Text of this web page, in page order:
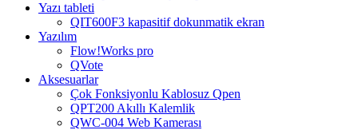
Yazı tableti
QIT600F3 kapasitif dokunmatik ekran
Yazılım
Flow!Works pro
QVote
Aksesuarlar
Çok Fonksiyonlu Kablosuz Qpen
QPT200 Akıllı Kalemlik
QWC-004 Web Kamerası